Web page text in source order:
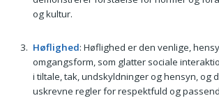
og kultur.
Høflighed: Høflighed er den venlige,
omgangsform, som glatter sociale
i tiltale, tak, undskyldninger og hensyn, og
uskrevne regler for respektfuld og